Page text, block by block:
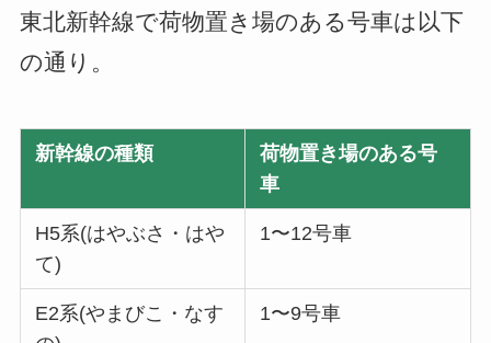
東北新幹線で荷物置き場のある号車は以下
の通り。
新幹線の種類
荷物置き場のある号
車
H5系(はやぶさ・はや
て)
1〜12号車
E2系(やまびこ・なす
1〜9号車